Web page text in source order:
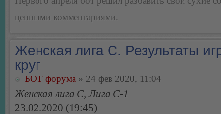
ценными комментариями.
Женская лига С. Результаты
круг
БОТ форума » 24 фев 2020, 11:04
Женская лига С, Лига С-1
23.02.2020 (19:45)